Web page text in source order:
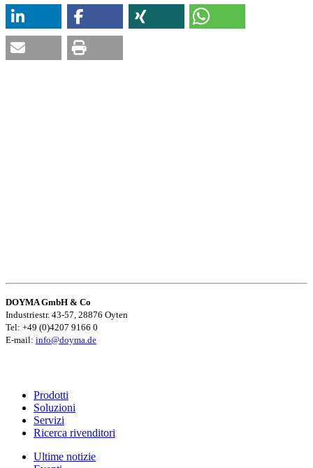
DOYMA GmbH & Co
Industriestr. 43-57, 28876 Oyten
Tel: +49 (0)4207 9166 0
E-mail: info@doyma.de
Prodotti
Soluzioni
Servizi
Ricerca rivenditori
Ultime notizie